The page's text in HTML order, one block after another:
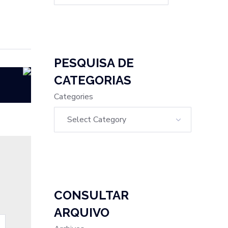
PESQUISA DE
CATEGORIAS
Categories
CONSULTAR
ARQUIVO